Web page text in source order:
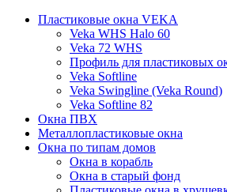
Пластиковые окна VEKA
Veka WHS Halo 60
Veka 72 WHS
Профиль для пластиковых
Veka Softline
Veka Swingline (Veka Round)
Veka Softline 82
Окна ПВХ
Металлопластиковые окна
Окна по типам домов
Окна в корабль
Окна в старый фонд